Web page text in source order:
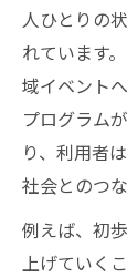
人ひとりの
れています
域イベント
プログラム
り、利用者
社会とのつ
例えば、初
上げていく